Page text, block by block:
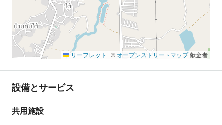
リーフレット | © オープンストリートマップ献金者
設備とサービス
共用施設